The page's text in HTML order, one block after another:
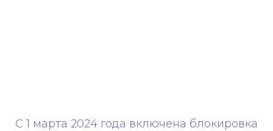
С 1 марта 2024 года включена блокировка